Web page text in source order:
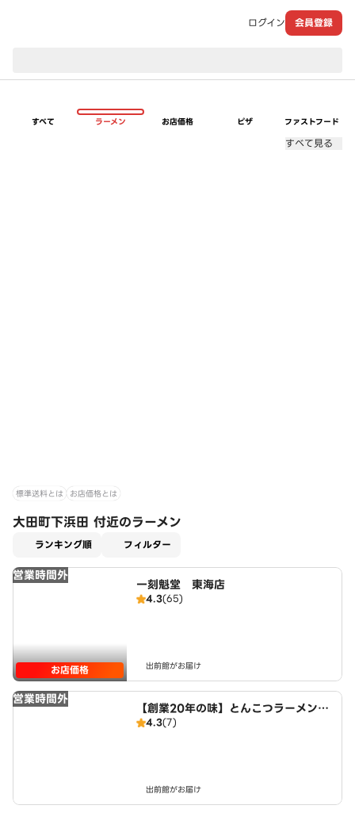
ログイン 会員登録
すべて ラーメン お店価格 ピザ ファストフード
すべて見る
標準送料とは お店価格とは
大田町下浜田 付近のラーメン
ランキング順 フィルター
営業時間外
お店価格
一刻魁堂 東海店
4.3(65)
出前館がお届け
営業時間外
【創業20年の味】とんこつラーメン・
つけ麺 麺屋たけぞう
4.3(7)
出前館がお届け